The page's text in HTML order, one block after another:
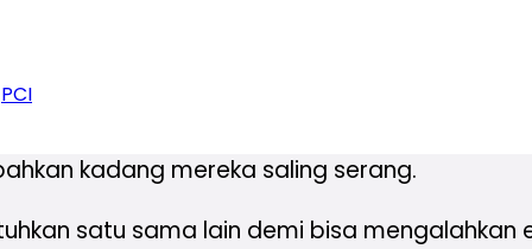
PCI
pemahaman literasi digital di era
tersebar begitu cepat yang belum tentu
memiliki sebuah team media atau
luas, sehingga mendapatkan
kadang mereka saling serang.
satu sama lain demi bisa